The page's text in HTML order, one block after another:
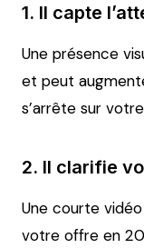
1. Il capte
Une présence
et peut
s’arrête sur
2. Il clarifie
Une courte
votre offre en